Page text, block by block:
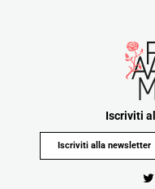
Iscriviti